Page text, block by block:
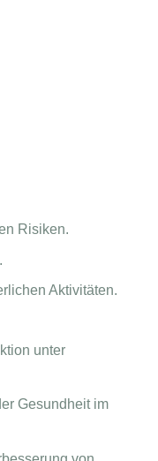
Risiken.
Aktivitäten.
unter
Gesundheit im